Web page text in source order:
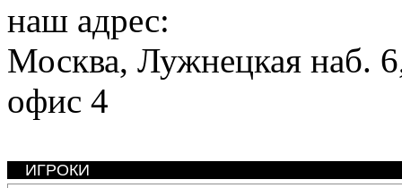
наш адрес:
Москва, Лужнецкая наб.
офис 4
ИГРОКИ